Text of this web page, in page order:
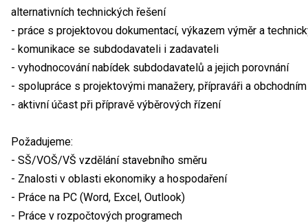
alternativních technických řešení
- práce s projektovou dokumentací, výkazem výměr a
- komunikace se subdodavateli i zadavateli
- vyhodnocování nabídek subdodavatelů a jejich porovnání
- spolupráce s projektovými manažery, přípraváři a
- aktivní účast při přípravě výběrových řízení
Požadujeme:
- SŠ/VOŠ/VŠ vzdělání stavebního směru
- Znalosti v oblasti ekonomiky a hospodaření
- Práce na PC (Word, Excel, Outlook)
- Práce v rozpočtových programech